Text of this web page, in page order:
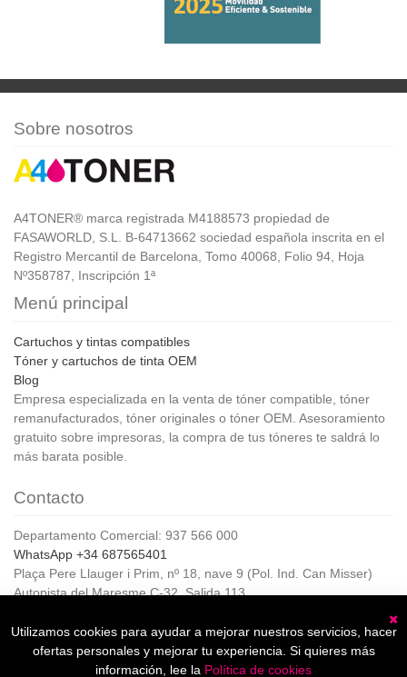
Sobre nosotros
A4TONER® marca registrada M4188573 propiedad de
FASAWORLD, S.L. B-64713662 sociedad española inscrita en el
Registro Mercantil de Barcelona, Tomo 40068, Folio 94, Hoja
Nº358787, Inscripción 1ª
Menú principal
Cartuchos y tintas compatibles
Tóner y cartuchos de tinta OEM
Blog
Empresa especializada en la venta de tóner compatible, tóner
remanufacturados, tóner originales o tóner OEM. Asesoramiento
gratuito sobre impresoras, la compra de tus tóneres te saldrá lo
más barata posible.
Contacto
Departamento Comercial: 937 566 000
WhatsApp +34 687565401
Plaça Pere Llauger i Prim, nº 18, nave 9 (Pol. Ind. Can Misser)
Autopista del Maresme C-32, Salida 113
Horario de Atención al cliente:
De lunes a jueves de 8:00 a 17:00,
Viernes de 8:00 a 15:00
Utilizamos cookies para ayudar a mejorar nuestros servicios, hacer
ofertas personales y mejorar tu experiencia. Si quieres más
información, lee la Política de cookies